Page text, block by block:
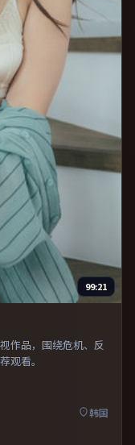
99:21
作品，围绕危机、反
观看。
韩国